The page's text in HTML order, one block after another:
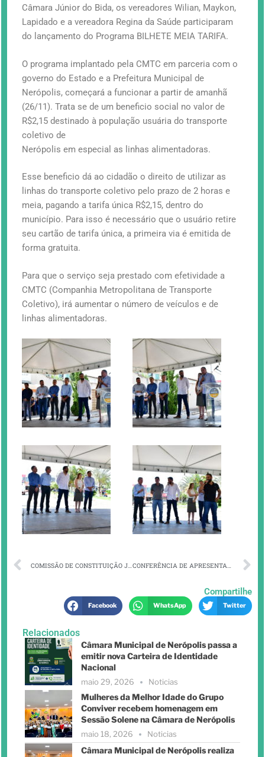
Câmara Júnior do Bida, os vereadores Wilian, Maykon,
Lapidado e a vereadora Regina da Saúde participaram
do lançamento do Programa BILHETE MEIA TARIFA.
O programa implantado pela CMTC em parceria com o
governo do Estado e a Prefeitura Municipal de
Nerópolis, começará a funcionar a partir de amanhã
(26/11). Trata se de um beneficio social no valor de
R$2,15 destinado à população usuária do transporte
coletivo de
Nerópolis em especial as linhas alimentadoras.
Esse beneficio dá ao cidadão o direito de utilizar as
linhas do transporte coletivo pelo prazo de 2 horas e
meia, pagando a tarifa única R$2,15, dentro do
município. Para isso é necessário que o usuário retire
seu cartão de tarifa única, a primeira via é emitida de
forma gratuita.
Para que o serviço seja prestado com efetividade a
CMTC (Companhia Metropolitana de Transporte
Coletivo), irá aumentar o número de veículos e de
linhas alimentadoras.
COMISSÃO DE CONSTITUIÇÃO JUSTIÇA E REDAÇÃO FINAL. CONFERÊNCIA DE APRESENTAÇÃO DO PLANO MUNICIPAL DE SANEAMENTO BÁSICO.
Compartilhe
Facebook WhatsApp Twitter
Relacionados
Câmara Municipal de Nerópolis passa a
emitir nova Carteira de Identidade
Nacional
maio 29, 2026 Noticias
Mulheres da Melhor Idade do Grupo
Conviver recebem homenagem em
Sessão Solene na Câmara de Nerópolis
maio 18, 2026 Noticias
Câmara Municipal de Nerópolis realiza